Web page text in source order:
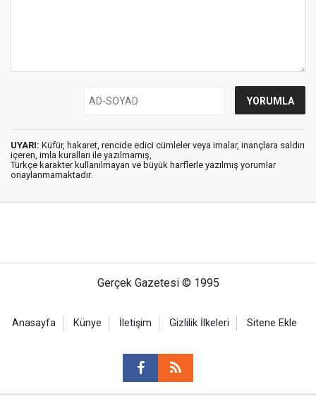
UYARI: Küfür, hakaret, rencide edici cümleler veya imalar, inançlara saldırı
içeren, imla kuralları ile yazılmamış,
Türkçe karakter kullanılmayan ve büyük harflerle yazılmış yorumlar
onaylanmamaktadır.
Gerçek Gazetesi © 1995
Anasayfa Künye İletişim Gizlilik İlkeleri Sitene Ekle